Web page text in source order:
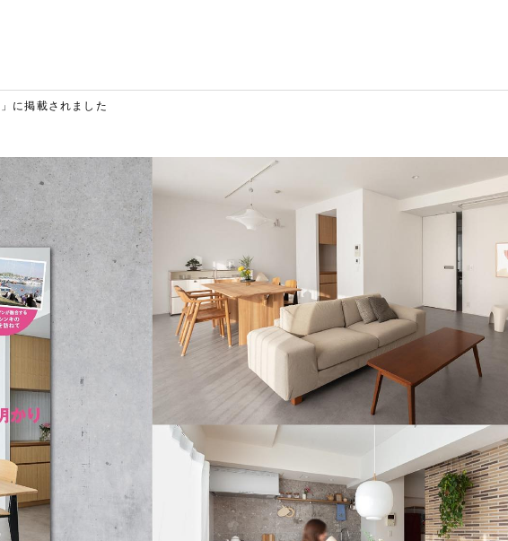
に掲載されました